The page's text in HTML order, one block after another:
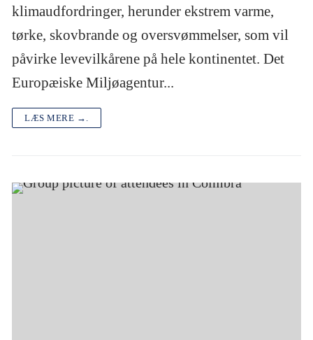
klimaudfordringer, herunder ekstrem varme,
tørke, skovbrande og oversvømmelser, som vil
påvirke levevilkårene på hele kontinentet. Det
Europæiske Miljøagentur...
LÆS MERE →.